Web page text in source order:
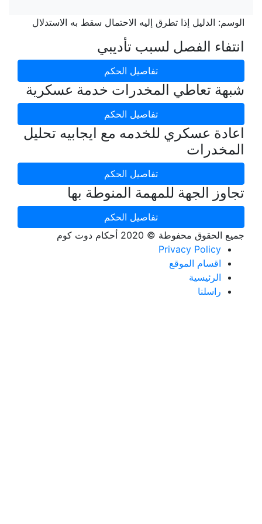
الوسم: الدليل إذا تطرق إليه الاحتمال سقط به الاستدلال
انتفاء الفصل لسبب تأديبي
تفاصيل الحكم
شبهة تعاطي المخدرات خدمة عسكرية
تفاصيل الحكم
اعادة عسكري للخدمه مع ايجابيه تحليل
المخدرات
تفاصيل الحكم
تجاوز الجهة للمهمة المنوطة بها
تفاصيل الحكم
جميع الحقوق محفوطة © 2020 أحكام دوت كوم
Privacy Policy
اقسام الموقع
الرئيسية
راسلنا